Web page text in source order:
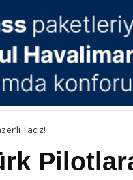
Taciz!